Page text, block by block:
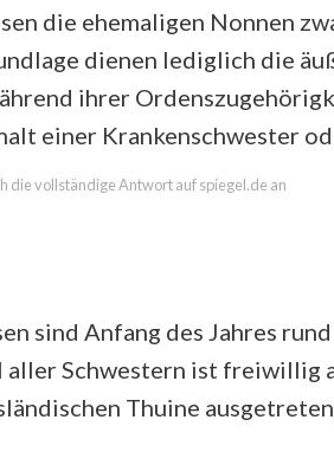
die ehemaligen Nonnen
dienen lediglich die
ihrer
einer Krankenschwester
die vollständige Antwort auf spiegel.de an
sind Anfang des Jahres
aller Schwestern ist freiwillig
Thuine